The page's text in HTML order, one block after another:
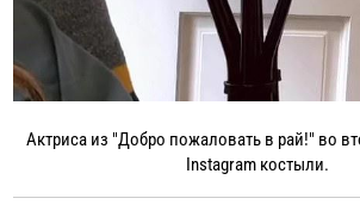
Актриса из "Добро пожаловать в рай!" во
Instagram костыли.